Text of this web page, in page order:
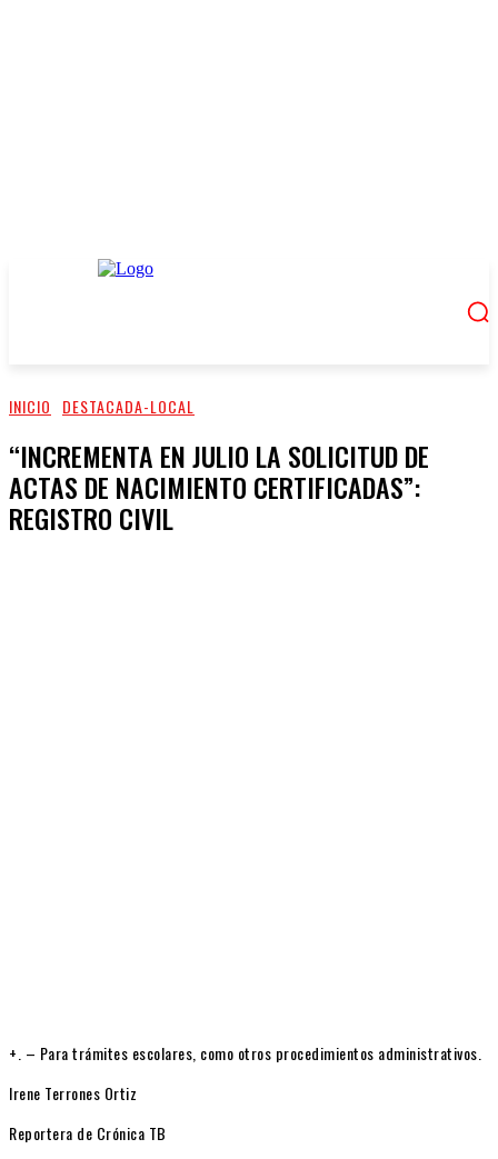
INICIO DESTACADA-LOCAL
“INCREMENTA EN JULIO LA SOLICITUD DE
ACTAS DE NACIMIENTO CERTIFICADAS”:
REGISTRO CIVIL
+. – Para trámites escolares, como otros procedimientos administrativos.
Irene Terrones Ortiz
Reportera de Crónica TB